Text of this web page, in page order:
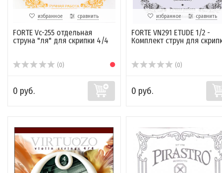
избранное сравнить
FORTE Vc-255 отдельная
струна "ля" для скрипки 4/4
(0)
0 руб.
избранное сравнить
FORTE VN291 ETUDE 1/2 -
Комплект струн для
(0)
0 руб.